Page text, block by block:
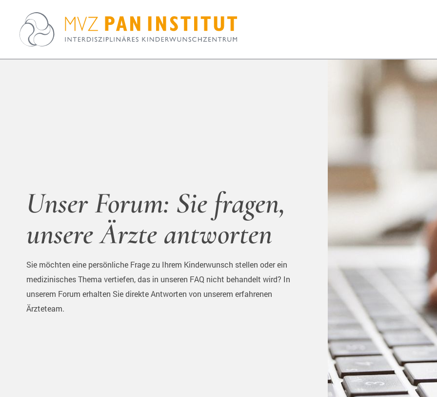
Unser Forum: Sie fragen,
unsere Ärzte antworten
Sie möchten eine persönliche Frage zu Ihrem Kinderwunsch stellen oder ein
medizinisches Thema vertiefen, das in unseren FAQ nicht behandelt wird? In
unserem Forum erhalten Sie direkte Antworten von unserem erfahrenen
Ärzteteam.